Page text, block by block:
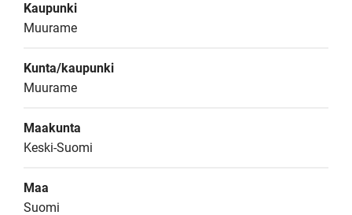
Kaupunki
Muurame
Kunta/kaupunki
Muurame
Maakunta
Keski-Suomi
Maa
Suomi